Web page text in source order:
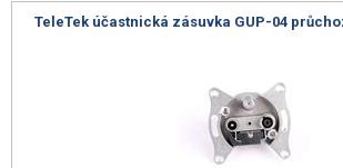
TeleTek účastnická zásuvka GUP-04